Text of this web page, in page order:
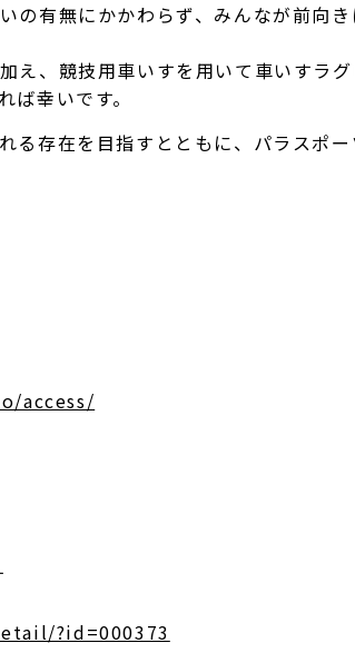
有無にかかわらず、みんなが前向き
、競技用車いすを用いて車いすラ
幸いです。
存在を目指すとともに、パラスポ
access/
?id=000373